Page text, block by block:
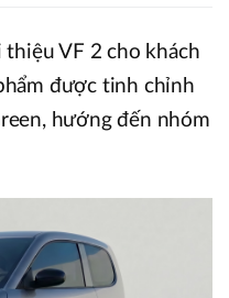
VF 2 cho khách
được tinh chỉnh
hướng đến nhóm